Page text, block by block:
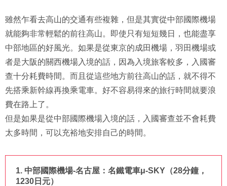
雖然乍看去高山的交通有些複雜，但是其實從中部國際機場
就能夠非常輕鬆的前往高山。即使只有短短幾日，也能盡享
中部地區的好風光。如果是從東京的成田機場，羽田機場或
者是大阪的關西機場入境的話，因為入境旅客較多，入國審
查十分耗費時間。而且從這些地方前往高山的話，就不得不
先搭乘新幹線再換乘電車。好不容易得來的旅行時間就要浪
費在路上了。
但是如果是從中部國際機場入境的話，入國審查並不會耗費
太多時間，可以充裕地安排自己的時間。
1. 中部國際機場-名古屋：名鐵電車μ-SKY（28分鐘，
1230日元）